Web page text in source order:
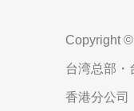
Copyright
台湾总部・
香港分公司